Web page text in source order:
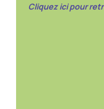
Cliquez ici pour